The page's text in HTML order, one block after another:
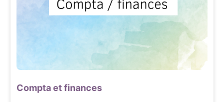
Compta et finances